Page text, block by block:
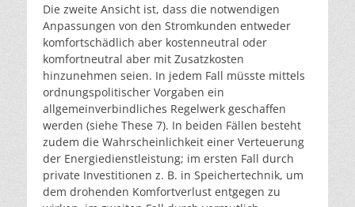
Die zweite Ansicht ist, dass die notwendigen
Anpassungen von den Stromkunden entweder
komfortschädlich aber kostenneutral oder
komfortneutral aber mit Zusatzkosten
hinzunehmen seien. In jedem Fall müsste mittels
ordnungspolitischer Vorgaben ein
allgemeinverbindliches Regelwerk geschaffen
werden (siehe These 7). In beiden Fällen besteht
zudem die Wahrscheinlichkeit einer Verteuerung
der Energiedienstleistung; im ersten Fall durch
private Investitionen z. B. in Speichertechnik, um
dem drohenden Komfortverlust entgegen zu